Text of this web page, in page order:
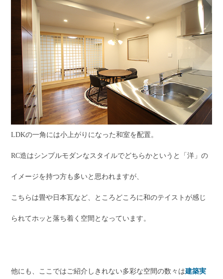
LDKの一角には小上がりになった和室を配置。
RC造はシンプルモダンなスタイルでどちらかというと「洋」の
イメージを持つ方も多いと思われますが、
こちらは畳や日本瓦など、ところどころに和のテイストが感じ
られてホッと落ち着く空間となっています。
他にも、ここではご紹介しきれない多彩な空間の数々は建築実